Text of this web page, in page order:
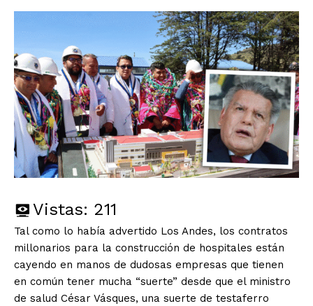
Vistas: 211
Tal como lo había advertido Los Andes, los contratos
millonarios para la construcción de hospitales están
cayendo en manos de dudosas empresas que tienen
en común tener mucha “suerte” desde que el ministro
de salud César Vásques, una suerte de testaferro